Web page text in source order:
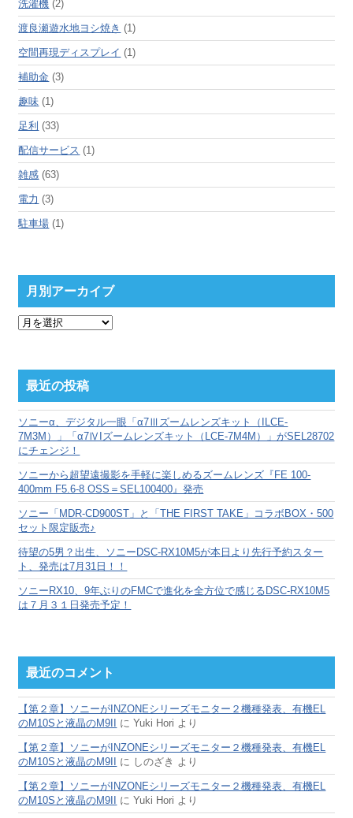
洗濯機 (2)
渡良瀬遊水地ヨシ焼き (1)
空間再現ディスプレイ (1)
補助金 (3)
趣味 (1)
足利 (33)
配信サービス (1)
雑感 (63)
電力 (3)
駐車場 (1)
月別アーカイブ
月
ー
カ
ブ
最近の投稿
ソニーα、デジタル一眼「α7Ⅲズームレンズキット（ILCE-
7M3M）」「α7ⅣIズームレンズキット（LCE-7M4M）」がSEL28702
にチェンジ！
ソニーから超望遠撮影を手軽に楽しめるズームレンズ『FE 100-
400mm F5.6-8 OSS＝SEL100400』発売
ソニー「MDR-CD900ST」と「THE FIRST TAKE」コラボBOX・500
セット限定販売♪
待望の5男？出生、ソニーDSC-RX10M5が本日より先行予約スター
ト、発売は7月31日！！
ソニーRX10、9年ぶりのFMCで進化を全方位で感じるDSC-RX10M5
は７月３１日発売予定！
最近のコメント
【第２章】ソニーがINZONEシリーズモニター２機種発表、有機EL
のM10Sと液晶のM9II
にYuki Hori より
【第２章】ソニーがINZONEシリーズモニター２機種発表、有機EL
のM10Sと液晶のM9II
に しのざき より
【第２章】ソニーがINZONEシリーズモニター２機種発表、有機EL
のM10Sと液晶のM9II
にYuki Hori より